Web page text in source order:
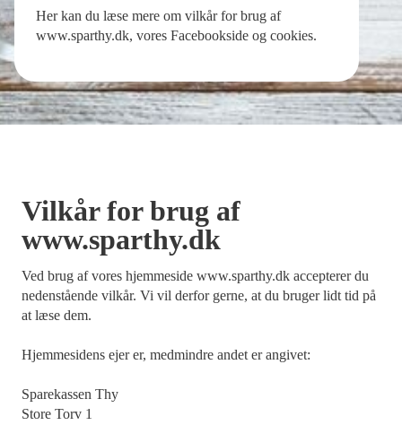
Her kan du læse mere om vilkår for brug af
www.sparthy.dk, vores Facebookside og cookies.
Vilkår for brug af
www.sparthy.dk
Ved brug af vores hjemmeside www.sparthy.dk accepterer du
nedenstående vilkår. Vi vil derfor gerne, at du bruger lidt tid på
at læse dem.
Hjemmesidens ejer er, medmindre andet er angivet:
Sparekassen Thy
Store Torv 1